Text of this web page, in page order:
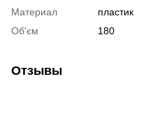
Материал
пластик
Об'єм
180
Отзывы